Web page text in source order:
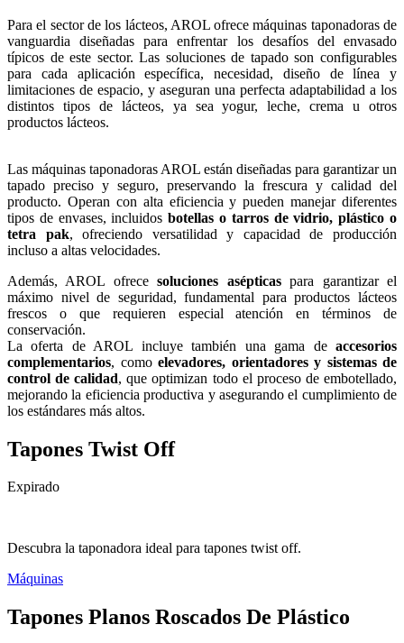
Para el sector de los lácteos, AROL ofrece máquinas taponadoras de
vanguardia diseñadas para enfrentar los desafíos del envasado
típicos de este sector. Las soluciones de tapado son configurables
para cada aplicación específica, necesidad, diseño de línea y
limitaciones de espacio, y aseguran una perfecta adaptabilidad a los
distintos tipos de lácteos, ya sea yogur, leche, crema u otros
productos lácteos.
Las máquinas taponadoras AROL están diseñadas para garantizar un
tapado preciso y seguro, preservando la frescura y calidad del
producto. Operan con alta eficiencia y pueden manejar diferentes
tipos de envases, incluidosbotellas o tarros de vidrio, plástico o
tetra pak, ofreciendo versatilidad y capacidad de producción
incluso a altas velocidades.
Además, AROL ofrecesoluciones asépticaspara garantizar el
máximo nivel de seguridad, fundamental para productos lácteos
frescos o que requieren especial atención en términos de
conservación.
La oferta de AROL incluye también una gama deaccesorios
complementarios, como elevadores, orientadores y sistemas de
control de calidad, que optimizan todo el proceso de embotellado,
mejorando la eficiencia productiva y asegurando el cumplimiento de
los estándares más altos.
Tapones Twist Off
Expirado
Descubra la taponadora ideal para tapones twist off.
Máquinas
Tapones Planos Roscados De Plástico